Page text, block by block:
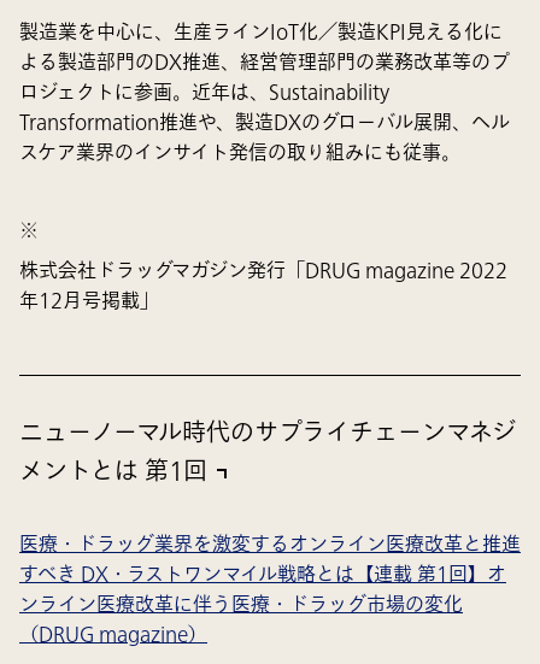
製造業を中心に、生産ラインIoT化／製造KPI見える化に
よる製造部門のDX推進、経営管理部門の業務改革等のプ
ロジェクトに参画。近年は、Sustainability
Transformation推進や、製造DXのグローバル展開、ヘル
スケア業界のインサイト発信の取り組みにも従事。
※
株式会社ドラッグマガジン発行「DRUG magazine 2022
年12月号掲載」
ニューノーマル時代のサプライチェーンマネジ
メントとは 第1回
医療・ドラッグ業界を激変するオンライン医療改革と推進
すべき DX・ラストワンマイル戦略とは【連載 第1回】オ
ンライン医療改革に伴う医療・ドラッグ市場の変化
（DRUG magazine）